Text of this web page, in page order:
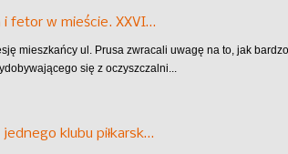
i fetor w mieście. XXVI…
mieszkańcy ul. Prusa zwracali uwagę na to, jak
się z oczyszczalni...
klubu piłkarsk…